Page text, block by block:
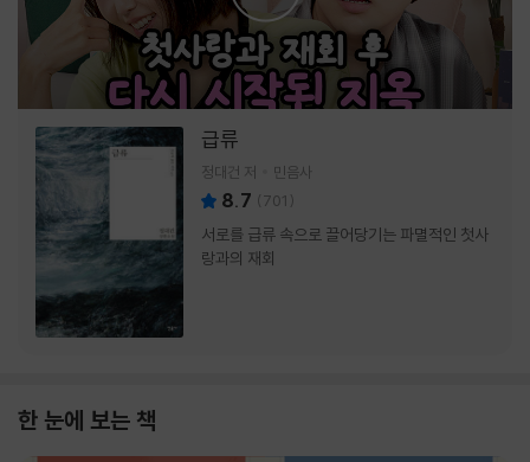
급류
정대건 저 민음사
8.7 (701 )
서로를 급류 속으로 끌어당기는 파멸적인 첫사
랑과의 재회
한 눈에 보는 책